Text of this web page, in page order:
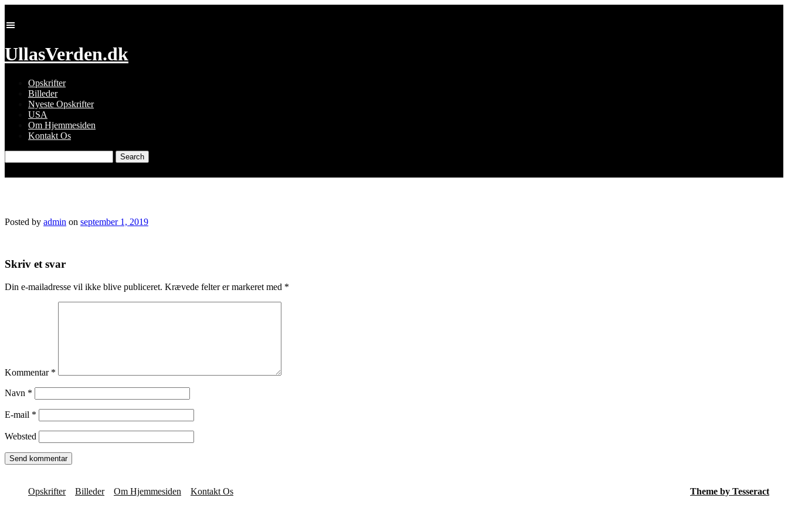
content
UllasVerden.dk
Opskrifter
Billeder
Nyeste Opskrifter
USA
Om Hjemmesiden
Kontakt Os
for:
Posted by admin on september 1, 2019
Skriv et svar
Din e-mailadresse vil ikke blive publiceret. Krævede felter er markeret med *
Kommentar *
Navn *
E-mail *
Websted
Opskrifter Billeder Om Hjemmesiden Kontakt Os Theme by Tesseract